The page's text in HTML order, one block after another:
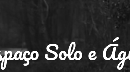
Solo e